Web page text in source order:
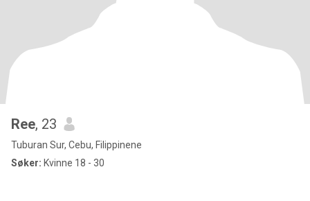
Ree, 23
Tuburan Sur, Cebu, Filippinene
Søker: Kvinne 18 - 30